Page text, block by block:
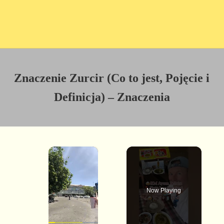
Znaczenie Zurcir (Co to jest, Pojęcie i
Definicja) – Znaczenia
×
Now Playing